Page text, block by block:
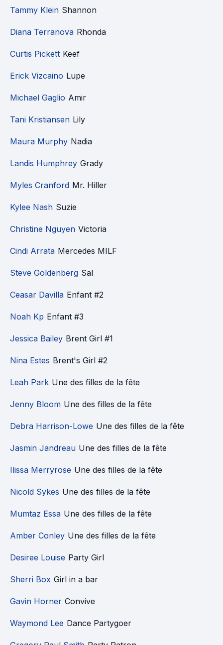
Tammy Klein Shannon
Diana Terranova Rhonda
Curtis Pickett Keef
Erick Vizcaino Lupe
Michael Gaglio Amir
Tani Kristiansen Lily
Maura Murphy Nadia
Landis Humphrey Grady
Myles Cranford Mr. Hiller
Kylee Nash Suzie
Christine Nguyen Victoria
Cindi Arrata Mercedes MILF
Steve Goldenberg Sal
Ceasar Davilla Enfant #2
Noah Kp Enfant #3
Jessica Bailey Brent Girl #1
Nina Estes Brent's Girl #2
Leah Park Une des filles de la fête
Jenny Bloom Une des filles de la fête
Debra Harrison-Lowe Une des filles de la fête
Jasmin Jandreau Une des filles de la fête
Ilissa Merryrose Une des filles de la fête
Nicold Sykes Une des filles de la fête
Mumtaz Essa Une des filles de la fête
Amber Conley Une des filles de la fête
Desiree Louise Party Girl
Sherri Box Girl in a bar
Gavin Horner Convive
Waymond Lee Dance Partygoer